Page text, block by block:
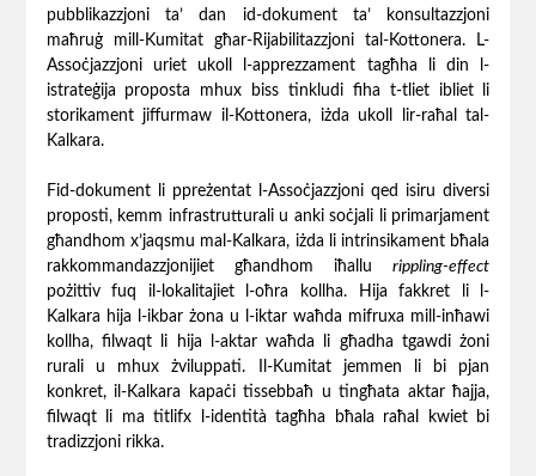
pubblikazzjoni ta’ dan id-dokument ta’ konsultazzjoni
maħruġ mill-Kumitat għar-Rijabilitazzjoni tal-Kottonera. L-
Assoċjazzjoni uriet ukoll l-apprezzament tagħha li din l-
istrateġija proposta mhux biss tinkludi fiha t-tliet ibliet li
storikament jiffurmaw il-Kottonera, iżda ukoll lir-raħal tal-
Kalkara.
Fid-dokument li ppreżentat l-Assoċjazzjoni qed isiru diversi
proposti, kemm infrastrutturali u anki soċjali li primarjament
għandhom x’jaqsmu mal-Kalkara, iżda li intrinsikament bħala
rakkommandazzjonijiet għandhom iħallurippling-effect
pożittiv fuq il-lokalitajiet l-oħra kollha. Hija fakkret li l-
Kalkara hija l-ikbar żona u l-iktar waħda mifruxa mill-inħawi
kollha, filwaqt li hija l-aktar waħda li għadha tgawdi żoni
rurali u mhux żviluppati. Il-Kumitat jemmen li bi pjan
konkret, il-Kalkara kapaċi tissebbaħ u tingħata aktar ħajja,
filwaqt li ma titlifx l-identità tagħha bħala raħal kwiet bi
tradizzjoni rikka.